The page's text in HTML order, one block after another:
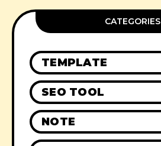
CATEGORIES
TEMPLATE
SEO TOOL
NOTE